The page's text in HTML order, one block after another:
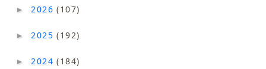
► 2026(107)
► 2025(192)
► 2024(184)